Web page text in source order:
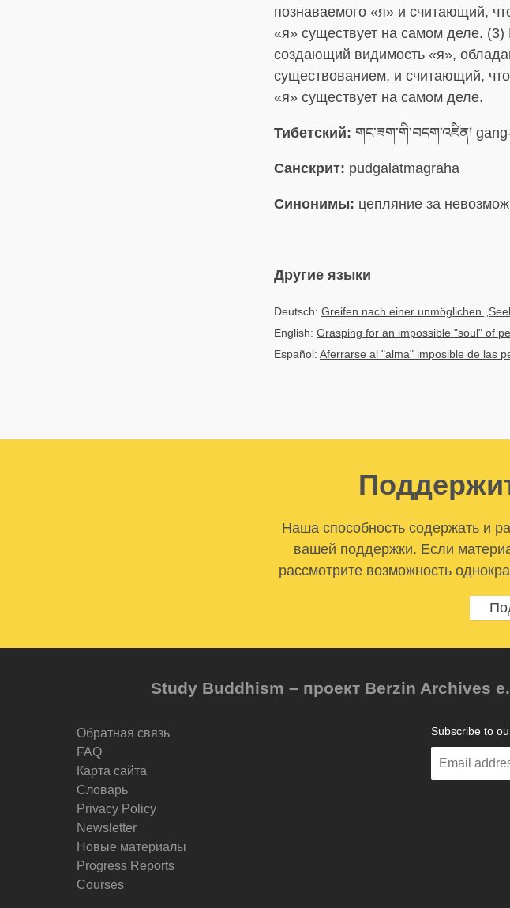
познаваемого «я» и считающий,
«я» существует на самом деле. (3)
создающий видимость «я»,
существованием, и считающий, что
«я» существует на самом деле.
Тибетский: གང་ཟག་གི་བདག་འཛིན།
Санскрит: pudgalātmagrāha
Синонимы: цепляние за
Другие языки
Deutsch: Greifen nach einer unmöglichen
English: Grasping for an impossible "soul" of
Español: Aferrarse al "alma" imposible de las
Наша способность содержать и
вашей поддержки. Если
рассмотрите возможность
Study Buddhism – проект Berzin Archives
Обратная связь
FAQ
Карта сайта
Словарь
Privacy Policy
Newsletter
Новые материалы
Progress Reports
Courses
Subscribe to
Enter